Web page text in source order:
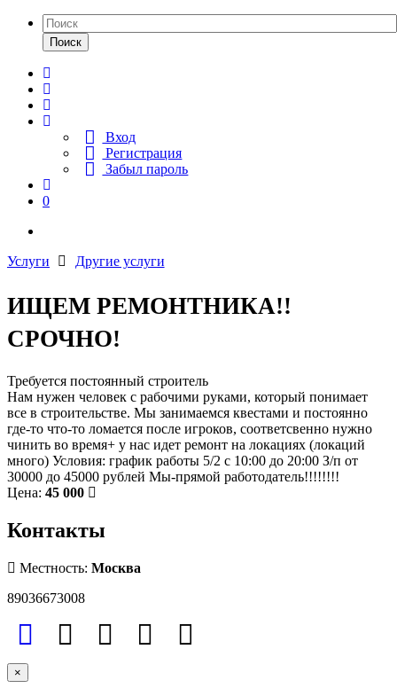
Поиск
Вход
Регистрация
Забыл пароль
0
Услуги Другие услуги
ИЩЕМ РЕМОНТНИКА!!
СРОЧНО!
Требуется постоянный строитель
Нам нужен человек с рабочими руками, который понимает
все в строительстве. Мы занимаемся квестами и постоянно
где-то что-то ломается после игроков, соответсвенно нужно
чинить во время+ у нас идет ремонт на локациях (локаций
много) Условия: график работы 5/2 с 10:00 до 20:00 З/п от
30000 до 45000 рублей Мы-прямой работодатель!!!!!!!!
Цена: 45 000
Контакты
Местность: Москва
89036673008
×